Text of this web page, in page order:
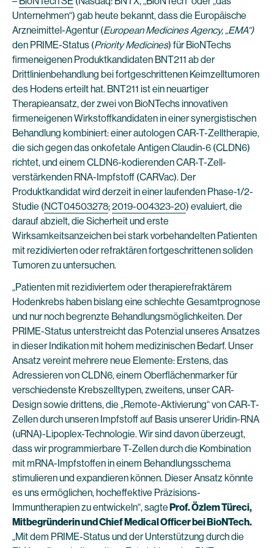
Unternehmen“) gab heute bekannt, dass die Europäische
Arzneimittel-Agentur (European Medicines Agency, „EMA“)
den PRIME-Status (Priority Medicines) für BioNTechs
firmeneigenen Produktkandidaten BNT211 ab der
Drittlinienbehandlung bei fortgeschrittenen Keimzelltumoren
des Hodens erteilt hat. BNT211 ist ein neuartiger
Therapieansatz, der zwei von BioNTechs innovativen
firmeneigenen Wirkstoffkandidaten in einer synergistischen
Behandlung kombiniert: einer autologen CAR-T-Zelltherapie,
die sich gegen das onkofetale Antigen Claudin-6 (CLDN6)
richtet, und einem CLDN6-kodierenden CAR-T-Zell-
verstärkenden RNA-Impfstoff (CARVac). Der
Produktkandidat wird derzeit in einer laufenden Phase-1/2-
Studie (NCT04503278;2019-004323-20) evaluiert, die
darauf abzielt, die Sicherheit und erste
Wirksamkeitsanzeichen bei stark vorbehandelten Patienten
mit rezidivierten oder refraktären fortgeschrittenen soliden
Tumoren zu untersuchen.
„Patienten mit rezidiviertem oder therapierefraktärem
Hodenkrebs haben bislang eine schlechte Gesamtprognose
und nur noch begrenzte Behandlungsmöglichkeiten. Der
PRIME-Status unterstreicht das Potenzial unseres Ansatzes
in dieser Indikation mit hohem medizinischen Bedarf. Unser
Ansatz vereint mehrere neue Elemente: Erstens, das
Adressieren von CLDN6, einem Oberflächenmarker für
verschiedenste Krebszelltypen, zweitens, unser CAR-
Design sowie drittens, die „Remote-Aktivierung“ von CAR-T-
Zellen durch unseren Impfstoff auf Basis unserer Uridin-RNA
(uRNA)-Lipoplex-Technologie. Wir sind davon überzeugt,
dass wir programmierbare T-Zellen durch die Kombination
mit mRNA-Impfstoffen in einem Behandlungsschema
stimulieren und expandieren können. Dieser Ansatz könnte
es uns ermöglichen, hocheffektive Präzisions-
Immuntherapien zu entwickeln“, sagteProf. Özlem Türeci,
Mitbegründerin und Chief Medical Officer bei BioNTech.
„Mit dem PRIME-Status und der Unterstützung durch die